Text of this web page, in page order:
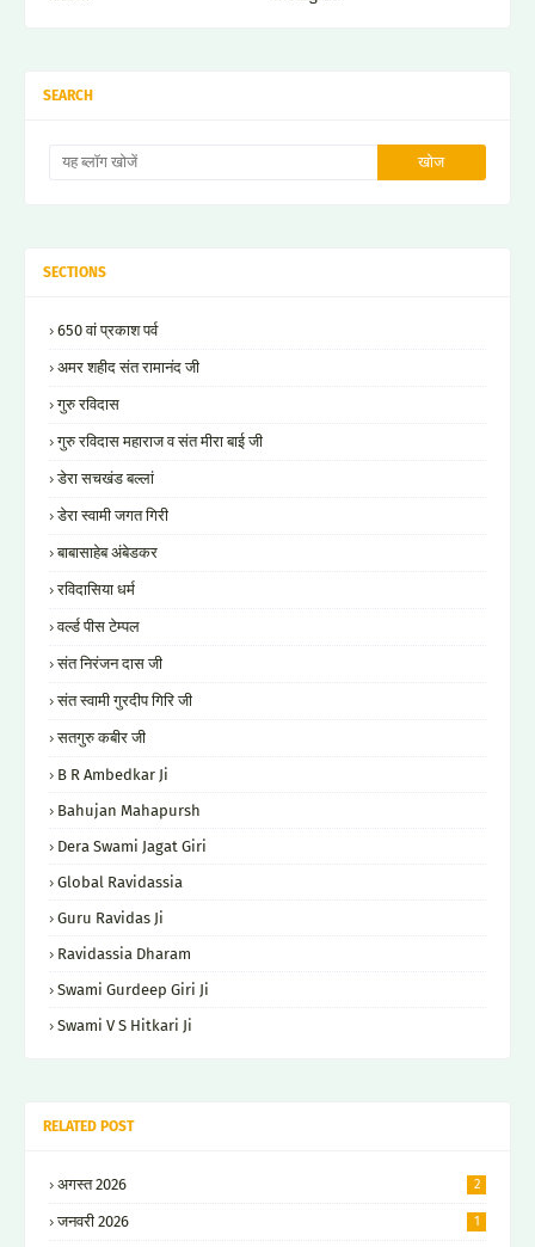
SEARCH
SECTIONS
650 वां प्रकाश पर्व
अमर शहीद संत रामानंद जी
गुरु रविदास
गुरु रविदास महाराज व संत मीरा बाई जी
डेरा सचखंड बल्लां
डेरा स्वामी जगत गिरी
बाबासाहेब अंबेडकर
रविदासिया धर्म
वर्ल्ड पीस टेम्पल
संत निरंजन दास जी
संत स्वामी गुरदीप गिरि जी
सतगुरु कबीर जी
B R Ambedkar Ji
Bahujan Mahapursh
Dera Swami Jagat Giri
Global Ravidassia
Guru Ravidas Ji
Ravidassia Dharam
Swami Gurdeep Giri Ji
Swami V S Hitkari Ji
RELATED POST
अगस्त 2026 2
जनवरी 2026 1